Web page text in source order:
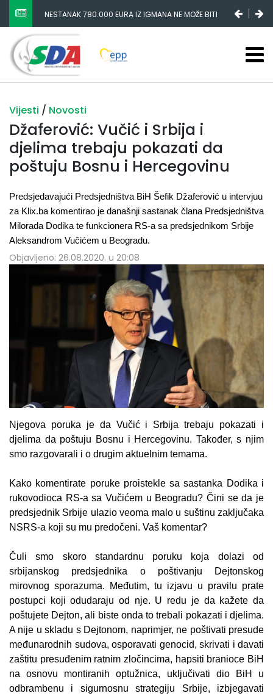
NESTANAK 780.000 EURA IZ IGMANA NE MOŽE BITI
SLUČAJNI PREVID, ODGOVORNOST MORAJU SNOSITI
VLADA FBIH I NJENI KADROVI
Vijesti / Novosti
Džaferović: Vučić i Srbija i
djelima trebaju pokazati da
poštuju Bosnu i Hercegovinu
Predsjedavajući Predsjedništva BiH Šefik Džaferović u intervjuu
za Klix.ba komentirao je današnji sastanak člana Predsjedništva
Milorada Dodika te funkcionera RS-a sa predsjednikom Srbije
Aleksandrom Vučićem u Beogradu.
Objavljeno: 26.08.2020. u 20:08
Njegova poruka je da Vučić i Srbija trebaju pokazati i
djelima da poštuju Bosnu i Hercegovinu. Također, s njim
smo razgovarali i o drugim aktuelnim temama.
Kako komentirate poruke proistekle sa sastanka Dodika i
rukovodioca RS-a sa Vučićem u Beogradu? Čini se da je
predsjednik Srbije ulazio veoma malo u suštinu zaključaka
NSRS-a koji su mu predočeni. Vaš komentar?
Čuli smo skoro standardnu poruku koja dolazi od
srbijanskog predsjednika o poštivanju Dejtonskog
mirovnog sporazuma. Međutim, tu izjavu u pravilu prate
postupci koji odudaraju od nje. U redu je da kažete da
poštujete Dejton, ali biste onda to trebali pokazati i djelima.
A nije u skladu s Dejtonom, naprimjer, ne poštivati presude
međunarodnih sudova, osporavati genocid, skrivati i davati
zaštitu presuđenim ratnim zločincima, hapsiti branioce BiH
na osnovu montiranih optužnica, uključivati dio BiH u
odbrambenu i sigurnosnu strategiju Srbije, izbjegavati